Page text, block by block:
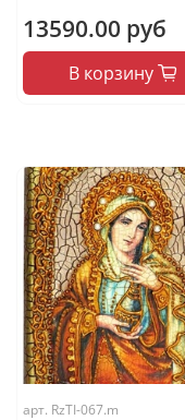
13590.00 руб
В корзину
арт. RzTI-067.m